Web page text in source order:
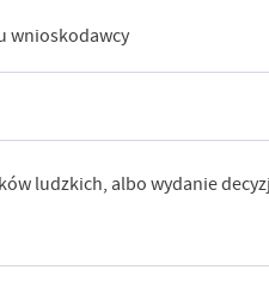
wnioskodawcy
ludzkich, albo wydanie